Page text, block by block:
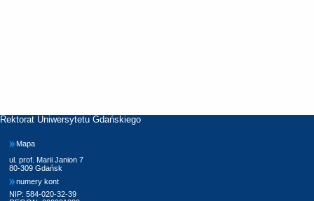
Rektorat Uniwersytetu Gdańskiego
Mapa
ul. prof. Marii Janion 7
80-309 Gdańsk
numery kont
NIP: 584-020-32-39